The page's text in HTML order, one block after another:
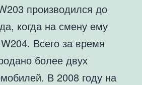
производился до
когда на смену ему
Всего за время
более двух
В 2008 году на